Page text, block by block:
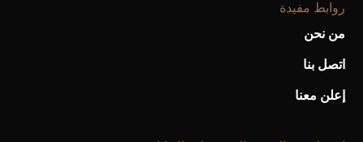
روابط مفيدة
من نحن
اتصل بنا
إعلن معنا